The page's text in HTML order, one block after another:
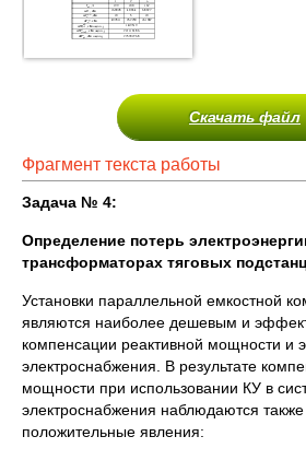
Скачать файл
Фрагмент текста работы
Задача № 4:
Определение потерь
трансформаторах тяговых
Установки параллельной емкостной
являются наиболее дешевым и
компенсации реактивной мощности и
электроснабжения. В результате
мощности при использовании КУ в
электроснабжения наблюдаются
положительные явления: